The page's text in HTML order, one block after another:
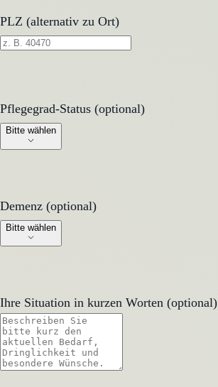
PLZ (alternativ zu Ort)
Pflegegrad-Status (optional)
Pflegegrad-Status (optional)
Bitte wählen
Demenz (optional)
Demenz (optional)
Bitte wählen
Ihre Situation in kurzen Worten (optional)